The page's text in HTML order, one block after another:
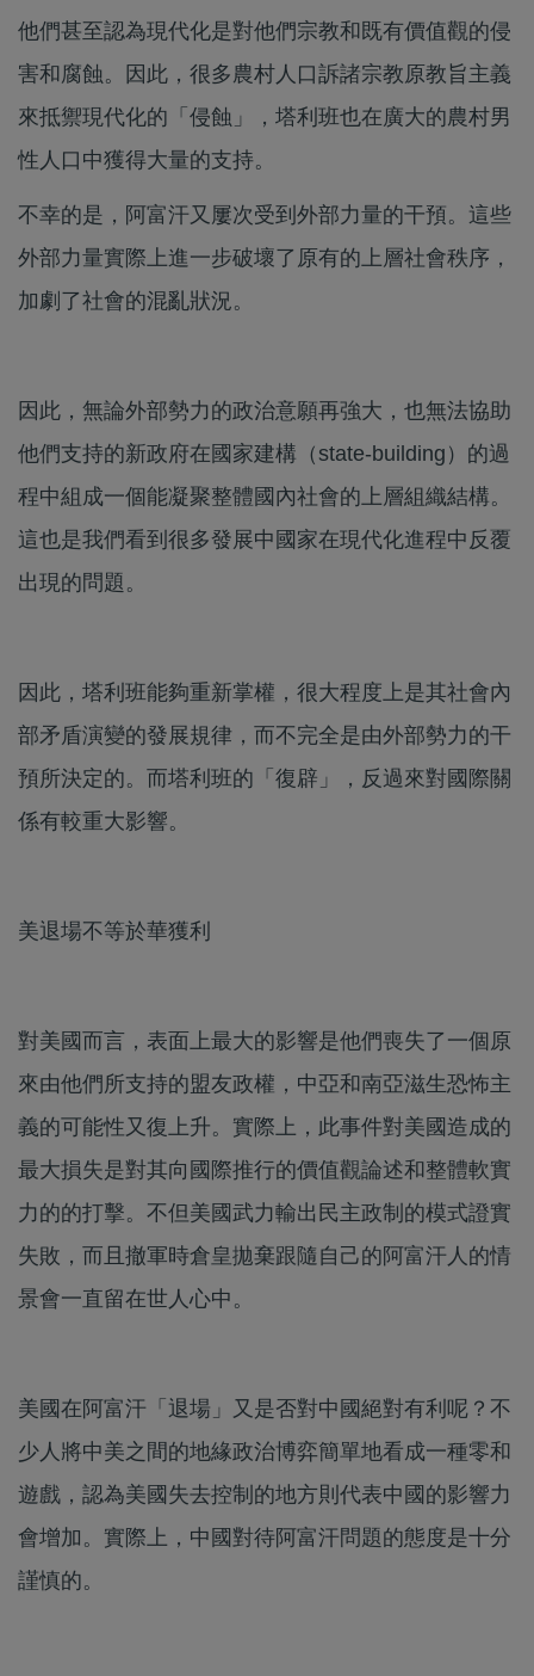
他們甚至認為現代化是對他們宗教和既有價值觀的侵
害和腐蝕。因此，很多農村人口訴諸宗教原教旨主義
來抵禦現代化的「侵蝕」，塔利班也在廣大的農村男
性人口中獲得大量的支持。
不幸的是，阿富汗又屢次受到外部力量的干預。這些
外部力量實際上進一步破壞了原有的上層社會秩序，
加劇了社會的混亂狀況。
因此，無論外部勢力的政治意願再強大，也無法協助
他們支持的新政府在國家建構（state-building）的過
程中組成一個能凝聚整體國內社會的上層組織結構。
這也是我們看到很多發展中國家在現代化進程中反覆
出現的問題。
因此，塔利班能夠重新掌權，很大程度上是其社會內
部矛盾演變的發展規律，而不完全是由外部勢力的干
預所決定的。而塔利班的「復辟」，反過來對國際關
係有較重大影響。
美退場不等於華獲利
對美國而言，表面上最大的影響是他們喪失了一個原
來由他們所支持的盟友政權，中亞和南亞滋生恐怖主
義的可能性又復上升。實際上，此事件對美國造成的
最大損失是對其向國際推行的價值觀論述和整體軟實
力的的打擊。不但美國武力輸出民主政制的模式證實
失敗，而且撤軍時倉皇拋棄跟隨自己的阿富汗人的情
景會一直留在世人心中。
美國在阿富汗「退場」又是否對中國絕對有利呢？不
少人將中美之間的地緣政治博弈簡單地看成一種零和
遊戲，認為美國失去控制的地方則代表中國的影響力
會增加。實際上，中國對待阿富汗問題的態度是十分
謹慎的。